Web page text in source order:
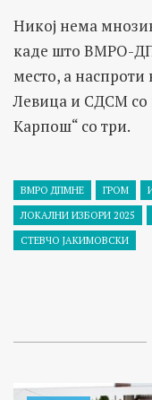
Никој нема
каде што ВМРО-
место, а наспроти
Левица и СДСМ со
Kaрпош“ со три.
ВМРО ДПМНЕ ГРОМ
ЛОКАЛНИ ИЗБОРИ 2025
СТЕВЧО ЈАКИМОВСКИ